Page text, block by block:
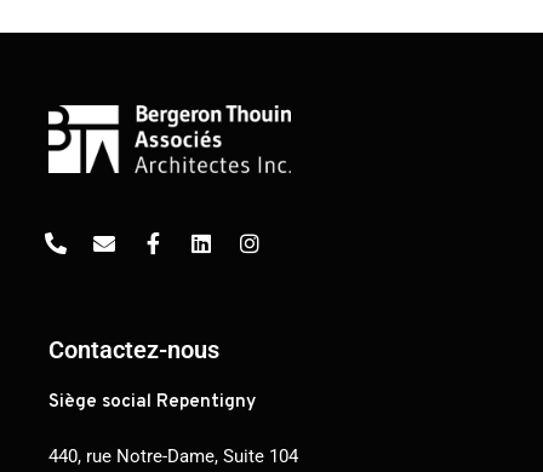
Contactez-nous
Siège social Repentigny
440, rue Notre-Dame, Suite 104